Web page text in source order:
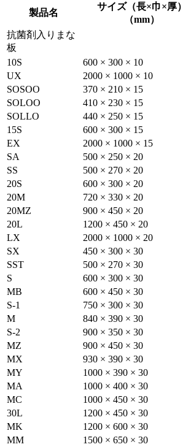
製品名
サイズ（長×巾×厚）
（mm）
抗菌剤入りまな
板
10S
600 × 300 × 10
UX
2000 × 1000 × 10
SOSOO
370 × 210 × 15
SOLOO
410 × 230 × 15
SOLLO
440 × 250 × 15
15S
600 × 300 × 15
EX
2000 × 1000 × 15
SA
500 × 250 × 20
SS
500 × 270 × 20
20S
600 × 300 × 20
20M
720 × 330 × 20
20MZ
900 × 450 × 20
20L
1200 × 450 × 20
LX
2000 × 1000 × 20
SX
450 × 300 × 30
SST
500 × 270 × 30
S
600 × 300 × 30
MB
600 × 450 × 30
S-1
750 × 300 × 30
M
840 × 390 × 30
S-2
900 × 350 × 30
MZ
900 × 450 × 30
MX
930 × 390 × 30
MY
1000 × 390 × 30
MA
1000 × 400 × 30
MC
1000 × 450 × 30
30L
1200 × 450 × 30
MK
1200 × 600 × 30
MM
1500 × 650 × 30